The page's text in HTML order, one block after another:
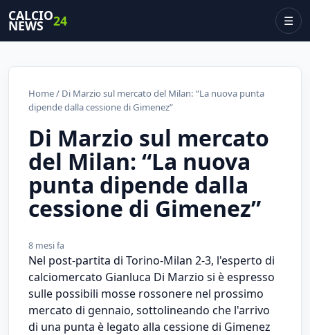
CALCIO
NEWS 24 ☰
Home/ Di Marzio sul mercato del Milan: “La nuova punta
dipende dalla cessione di Gimenez”
Di Marzio sul mercato
del Milan: “La nuova
punta dipende dalla
cessione di Gimenez”
8 mesi fa
Nel post-partita di Torino-Milan 2-3, l'esperto di
calciomercato Gianluca Di Marzio si è espresso
sulle possibili mosse rossonere nel prossimo
mercato di gennaio, sottolineando che l'arrivo
di una punta è legato alla cessione di Gimenez